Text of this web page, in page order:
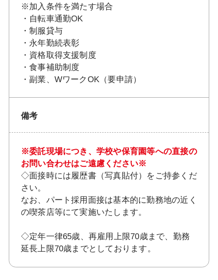
※加入条件を満たす場合
・自転車通勤OK
・制服貸与
・永年勤続表彰
・資格取得支援制度
・食事補助制度
・副業、WワークOK（要申請）
備考
※委託現場につき、学校や保育園等への直接の
お問い合わせはご遠慮ください※
◇面接時には履歴書（写真貼付）をご持参くだ
さい。
なお、パート採用面接は基本的に勤務地の近く
の喫茶店等にて実施いたします。
◇定年一律65歳、再雇用上限70歳まで、勤務
延長上限70歳までとしております。